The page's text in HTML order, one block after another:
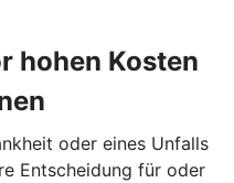
hohen Kosten
oder eines Unfalls
Entscheidung für oder